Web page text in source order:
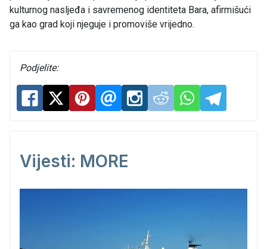
kulturnog nasljeđa i savremenog identiteta Bara, afirmišući
ga kao grad koji njeguje i promoviše vrijedno.
Podjelite:
Vijesti: MORE